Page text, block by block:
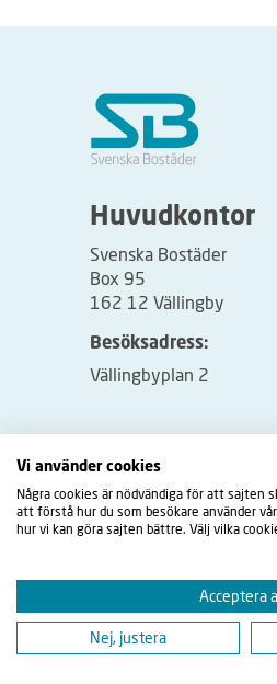
Huvudkontor
Svenska Bostäder
Box 95
162 12 Vällingby
Besöksadress:
Vällingbyplan 2
Vi använder cookies
Några cookies är nödvändiga för att sajten
att förstå hur du som besökare använder
hur vi kan göra sajten bättre. Välj vilka
Acceptera
Nej, justera